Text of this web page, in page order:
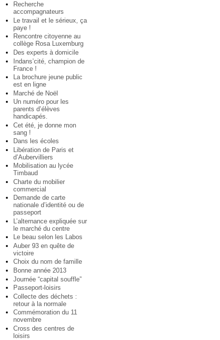
Recherche
accompagnateurs
Le travail et le sérieux, ça
paye !
Rencontre citoyenne au
collège Rosa Luxemburg
Des experts à domicile
Indans’cité, champion de
France !
La brochure jeune public
est en ligne
Marché de Noël
Un numéro pour les
parents d’élèves
handicapés.
Cet été, je donne mon
sang !
Dans les écoles
Libération de Paris et
d’Aubervilliers
Mobilisation au lycée
Timbaud
Charte du mobilier
commercial
Demande de carte
nationale d’identité ou de
passeport
L’alternance expliquée sur
le marché du centre
Le beau selon les Labos
Auber 93 en quête de
victoire
Choix du nom de famille
Bonne année 2013
Journée “capital souffle”
Passeport-loisirs
Collecte des déchets :
retour à la normale
Commémoration du 11
novembre
Cross des centres de
loisirs